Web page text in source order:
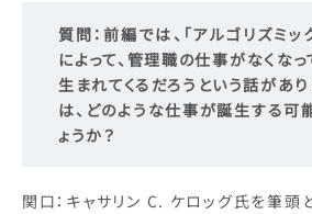
質問：前編では、「アルゴリズミッ
によって、管理職の仕事がなくな
生まれてくるだろうという話があ
は、どのような仕事が誕生する可
ょうか？
関口：キャサリン C. ケロッグ氏を筆頭